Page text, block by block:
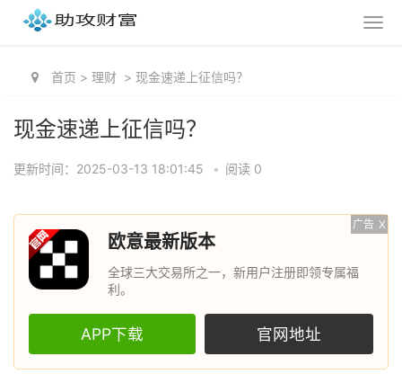
首页 > 理财 > 现金速递上征信吗？
现金速递上征信吗？
更新时间：2025-03-13 18:01:45 • 阅读 0
广告 X
欧意最新版本
全球三大交易所之一，新用户注册即领专属福
利。
APP下载 官网地址